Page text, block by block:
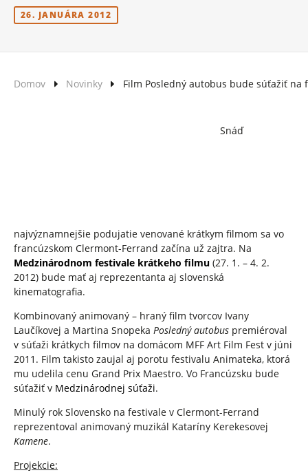
26. JANUÁRA 2012
Domov Novinky Film Posledný autobus bude súťažiť na
Snáď
najvýznamnejšie podujatie venované krátkym filmom sa vo
francúzskom Clermont-Ferrand začína už zajtra. Na
Medzinárodnom festivale krátkeho filmu (27. 1. – 4. 2.
2012) bude mať aj reprezentanta aj slovenská
kinematografia.
Kombinovaný animovaný – hraný film tvorcov Ivany
Laučíkovej a Martina Snopeka Posledný autobus premiéroval
v súťaži krátkych filmov na domácom MFF Art Film Fest v júni
2011. Film takisto zaujal aj porotu festivalu Animateka, ktorá
mu udelila cenu Grand Prix Maestro. Vo Francúzsku bude
súťažiť v Medzinárodnej súťaži.
Minulý rok Slovensko na festivale v Clermont-Ferrand
reprezentoval animovaný muzikál Kataríny Kerekesovej
Kamene.
Projekcie: